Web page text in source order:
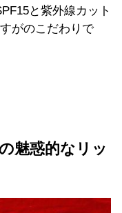
と紫外線カット
がのこだわりで
魅惑的なリッ